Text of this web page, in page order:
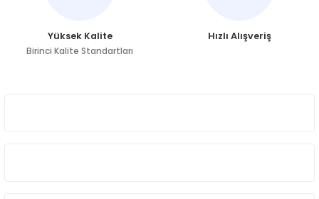
Yüksek Kalite
Birinci Kalite Standartları
Hızlı Alışveriş